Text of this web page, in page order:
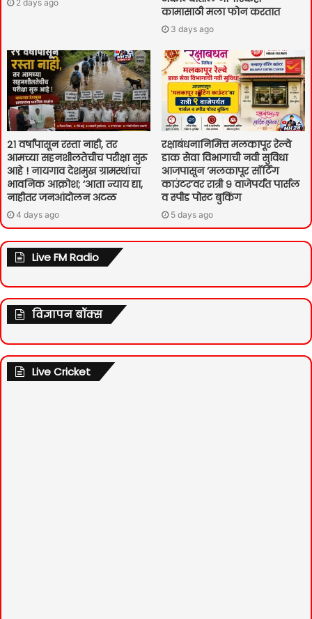
2 days ago
कामासाठी मला फोन करतात
3 days ago
२१ वर्षांपासून रस्ता नाही, तर
आमच्या सहनशीलतेचीच परीक्षा सुरू
आहे ! नायगाव देशमुख ग्रामस्थांचा
भावनिक आक्रोश; ‘आता न्याय द्या,
नाहीतर जनआंदोलन अटळ
4 days ago
रक्षाबंधनानिमित्त मलकापूर रेल्वे
डाक सेवा विभागाची नवी सुविधा
आजपासून ‘मलकापूर सॉर्टिंग
काउंटर’वर रात्री ९ वाजेपर्यंत पार्सल
व स्पीड पोस्ट बुकिंग
5 days ago
Live FM Radio
विज्ञापन बॉक्स
Live Cricket